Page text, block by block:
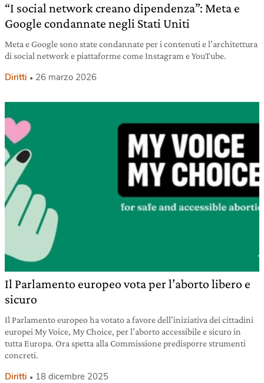
“I social network creano dipendenza”: Meta e
Google condannate negli Stati Uniti
Meta e Google sono state condannate per i contenuti e l’architettura
di social network e piattaforme come Instagram e YouTube.
Diritti 26 marzo 2026
Il Parlamento europeo vota per l’aborto libero e
sicuro
Il Parlamento europeo ha votato a favore dell’iniziativa dei cittadini
europei My Voice, My Choice, per l’aborto accessibile e sicuro in
tutta Europa. Ora spetta alla Commissione predisporre strumenti
concreti.
Diritti 18 dicembre 2025